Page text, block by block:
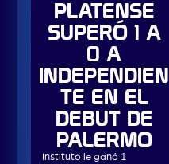
PLATENSE
SUPERÓ 1 A
0 A
INDEPENDIEN
TE EN EL
DEBUT DE
PALERMO
Instituto le ganó 1